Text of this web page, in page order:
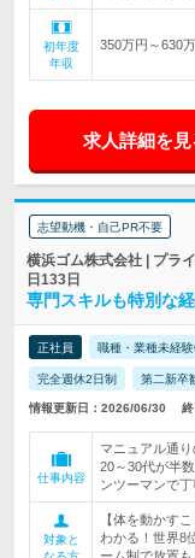
初年度
年収
350万円～630
求人詳細を見
志望動機・自己PR不要
横浜ゴム株式会社 | プラ
日133日
専門スキルも特別な
正社員 職種・業種未経
完全週休2日制 第二新卒
情報更新日：2026/06/30
仕事内容
マニュアル通
20～30代が半
ンツーマンで
対象と
【体を動かす
わかる！世界8
ーム制で放置